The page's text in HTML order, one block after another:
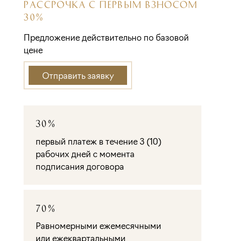
РАССРОЧКА С ПЕРВЫМ ВЗНОСОМ
30%
Предложение действительно по базовой
цене
Отправить заявку
30%
первый платеж в течение 3 (10)
рабочих дней с момента
подписания договора
70%
Равномерными ежемесячными
или ежеквартальными